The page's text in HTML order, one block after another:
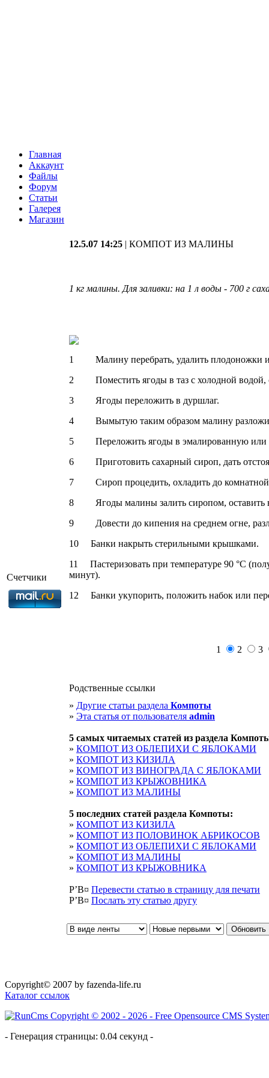
Главная
Аккаунт
Файлы
Форум
Статьи
Галерея
Магазин
Счетчики
12.5.07 14:25 | КОМПОТ ИЗ МАЛИНЫ
1 кг малины. Для заливки: на 1 л воды - 700 г
1 Малину перебрать, удалить плодоножки
2 Поместить ягоды в таз с холодной водой,
3 Ягоды переложить в дуршлаг.
4 Вымытую таким образом малину
5 Переложить ягоды в эмалированную или
6 Приготовить сахарный сироп, дать
7 Сироп процедить, охладить до комнатной
8 Ягоды малины залить сиропом, оставить
9 Довести до кипения на среднем огне,
10 Банки накрыть стерильными крышками.
11 Пастеризовать при температуре 90 °С
минут).
12 Банки укупорить, положить набок или
1 2 3
Родственные ссылки
» Другие статьи раздела Компоты
» Эта статья от пользователя admin
5 cамых читаемых статей из раздела
» КОМПОТ ИЗ ОБЛЕПИХИ С ЯБЛОКАМИ
» КОМПОТ ИЗ КИЗИЛА
» КОМПОТ ИЗ ВИНОГРАДА С ЯБЛОКАМИ
» КОМПОТ ИЗ КРЫЖОВНИКА
» КОМПОТ ИЗ МАЛИНЫ
5 последних статей раздела Компоты:
» КОМПОТ ИЗ КИЗИЛА
» КОМПОТ ИЗ ПОЛОВИНОК АБРИКОСОВ
» КОМПОТ ИЗ ОБЛЕПИХИ С ЯБЛОКАМИ
» КОМПОТ ИЗ МАЛИНЫ
» КОМПОТ ИЗ КРЫЖОВНИКА
Р’В¤ Перевести статью в страницу для печати
Р’В¤ Послать эту cтатью другу
Copyright© 2007 by fazenda-life.ru
Каталог ссылок
- Генерация страницы: 0.04 секунд -